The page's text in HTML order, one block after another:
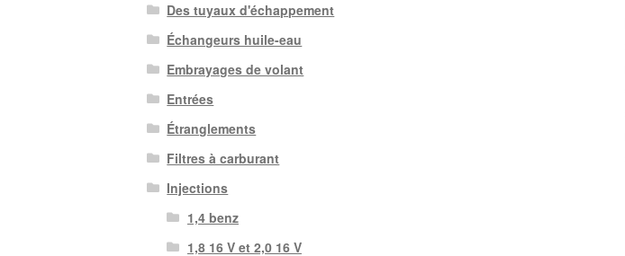
Des tuyaux d'échappement
Échangeurs huile-eau
Embrayages de volant
Entrées
Étranglements
Filtres à carburant
Injections
1,4 benz
1,8 16 V et 2,0 16 V